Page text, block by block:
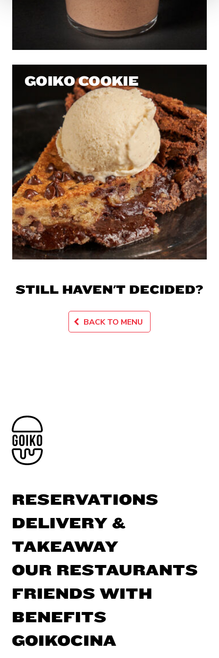
en diferentes navegadores.
GOIKO COOKIE
STILL HAVEN'T DECIDED?
BACK TO MENU
RESERVATIONS
DELIVERY &
TAKEAWAY
OUR RESTAURANTS
FRIENDS WITH
BENEFITS
GOIKOCINA